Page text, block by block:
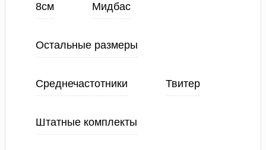
8см Мидбас
Остальные размеры
Среднечастотники Твитер
Штатные комплекты